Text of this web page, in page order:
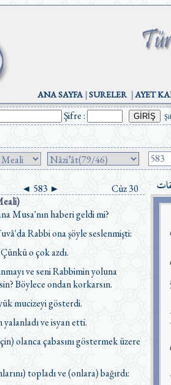
ANA SAYFA|SURELER|AYET
Şifre :
◄ 583 ►
Cüz 30
Musa'nın haberi geldi mi?
Rabbi ona şöyle seslenmişti:
o çok azdı.
ve seni Rabbimin yoluna
Böylece ondan korkarsın.
mucizeyi gösterdi.
yalanladı ve isyan etti.
olanca çabasını göstermek üzere
topladı ve (onlara) bağırdı: